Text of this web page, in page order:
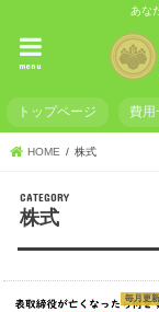
あな
menu
トップページ 費用
HOME 株式
株式
毎月更